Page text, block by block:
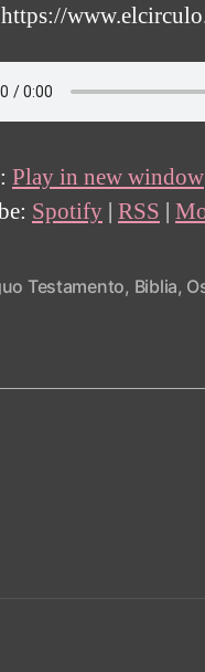
Play in new window
Spotify | RSS |
Testamento, Biblia,